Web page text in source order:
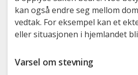
kan også endre seg mellom
vedtak. For eksempel kan et
eller situasjonen i hjemlandet
Varsel om stevning